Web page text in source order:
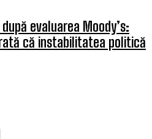
evaluarea Moody’s:
că instabilitatea politică